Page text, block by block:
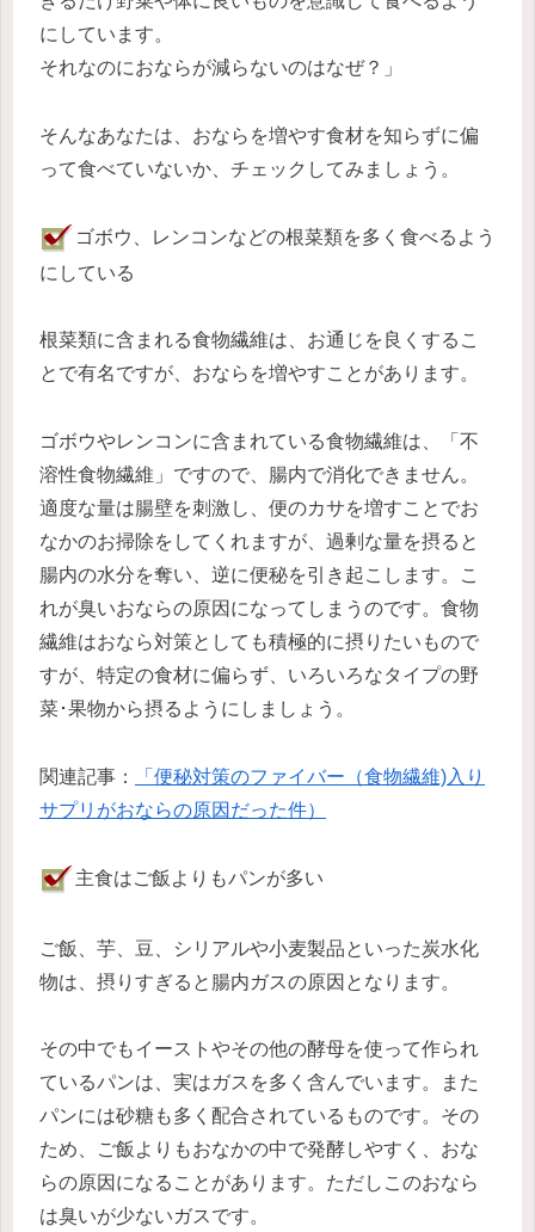
にしています。
それなのにおならが減らないのはなぜ？」
そんなあなたは、おならを増やす食材を知らずに偏
って食べていないか、チェックしてみましょう。
ゴボウ、レンコンなどの根菜類を多く食べるよう
にしている
根菜類に含まれる食物繊維は、お通じを良くするこ
とで有名ですが、おならを増やすことがあります。
ゴボウやレンコンに含まれている食物繊維は、「不
溶性食物繊維」ですので、腸内で消化できません。
適度な量は腸壁を刺激し、便のカサを増すことでお
なかのお掃除をしてくれますが、過剰な量を摂ると
腸内の水分を奪い、逆に便秘を引き起こします。こ
れが臭いおならの原因になってしまうのです。食物
繊維はおなら対策としても積極的に摂りたいもので
すが、特定の食材に偏らず、いろいろなタイプの野
菜･果物から摂るようにしましょう。
関連記事：
「便秘対策のファイバー（食物繊維)入り
サプリがおならの原因だった件）
主食はご飯よりもパンが多い
ご飯、芋、豆、シリアルや小麦製品といった炭水化
物は、摂りすぎると腸内ガスの原因となります。
その中でもイーストやその他の酵母を使って作られ
ているパンは、実はガスを多く含んでいます。また
パンには砂糖も多く配合されているものです。その
ため、ご飯よりもおなかの中で発酵しやすく、おな
らの原因になることがあります。ただしこのおなら
は臭いが少ないガスです。